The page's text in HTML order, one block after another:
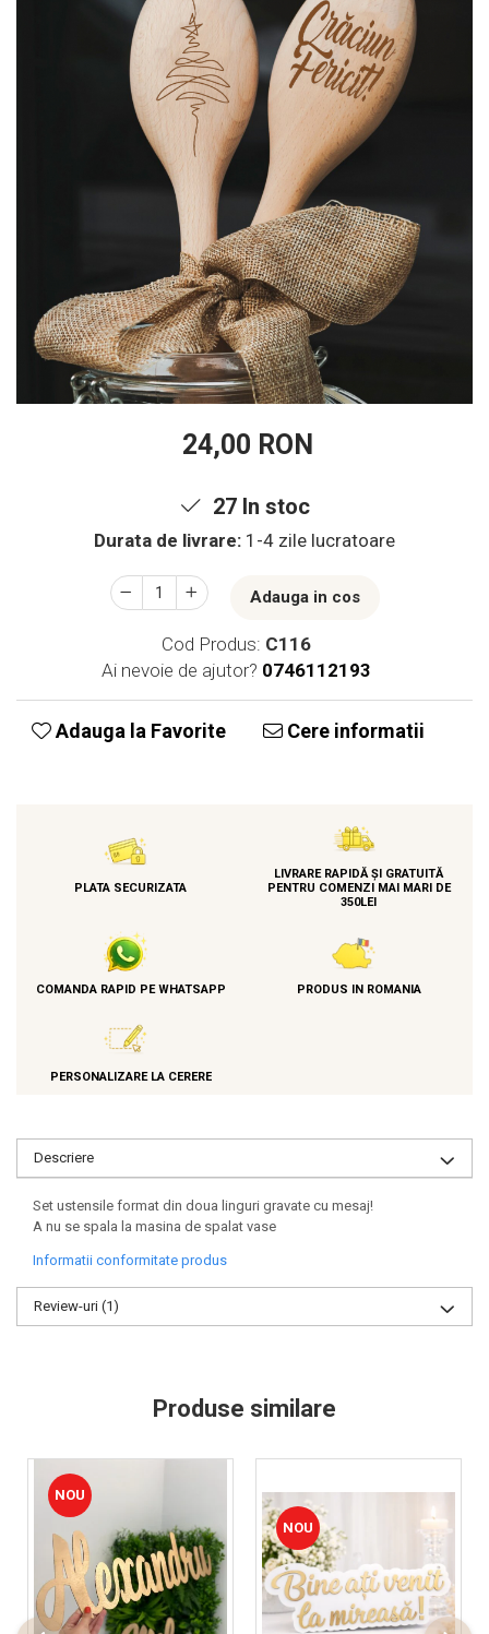
24,00 RON
27In stoc
Durata de livrare: 1-4 zile lucratoare
Adauga in cos
Cod Produs: C116
Ai nevoie de ajutor? 0746112193
Adauga la Favorite Cere informatii
PLATA SECURIZATA
LIVRARE RAPIDĂ ȘI GRATUITĂ
PENTRU COMENZI MAI MARI DE
350LEI
COMANDA RAPID PE WHATSAPP PRODUS IN ROMANIA
PERSONALIZARE LA CERERE
Descriere
Set ustensile format din doua linguri gravate cu mesaj!
A nu se spala la masina de spalat vase
Informatii conformitate produs
Review-uri (1)
Produse similare
NOU
NOU